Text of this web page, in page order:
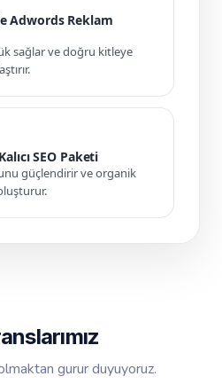
Adwords Reklam
sağlar ve doğru kitleye
SEO Paketi
güçlendirir ve organik
gurur duyuyoruz.